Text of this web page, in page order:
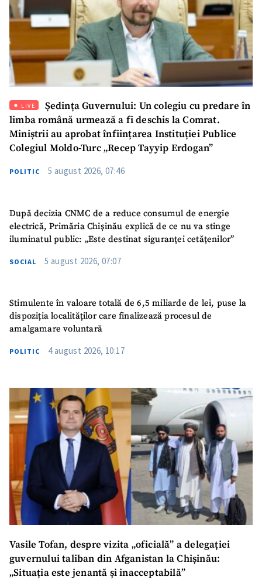
LIVE
Ședința Guvernului: Un colegiu cu predare în
limba română urmează a fi deschis la Comrat.
Miniștrii au aprobat înființarea Instituției Publice
Colegiul Moldo-Turc „Recep Tayyip Erdogan”
POLITIC 5 august 2026, 07:46
După decizia CNMC de a reduce consumul de energie
electrică, Primăria Chișinău explică de ce nu va stinge
iluminatul public: „Este destinat siguranței cetățenilor”
SOCIAL 5 august 2026, 07:07
Stimulente în valoare totală de 6,5 miliarde de lei, puse la
dispoziția localităților care finalizează procesul de
amalgamare voluntară
POLITIC 4 august 2026, 10:17
Vasile Tofan, despre vizita „oficială” a delegației
guvernului taliban din Afganistan la Chișinău:
„Situația este jenantă și inacceptabilă”